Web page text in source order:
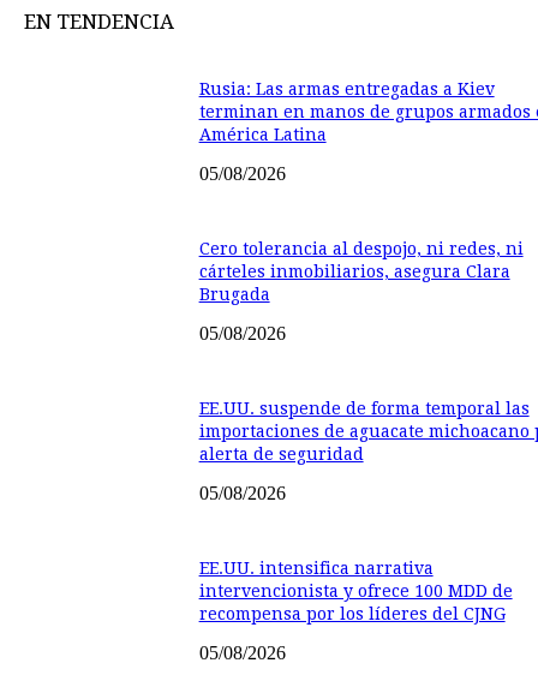
EN TENDENCIA
Rusia: Las armas entregadas a Kiev
terminan en manos de grupos armados
América Latina
05/08/2026
Cero tolerancia al despojo, ni redes, ni
cárteles inmobiliarios, asegura Clara
Brugada
05/08/2026
EE.UU. suspende de forma temporal las
importaciones de aguacate michoacano
alerta de seguridad
05/08/2026
EE.UU. intensifica narrativa
intervencionista y ofrece 100 MDD de
recompensa por los líderes del CJNG
05/08/2026